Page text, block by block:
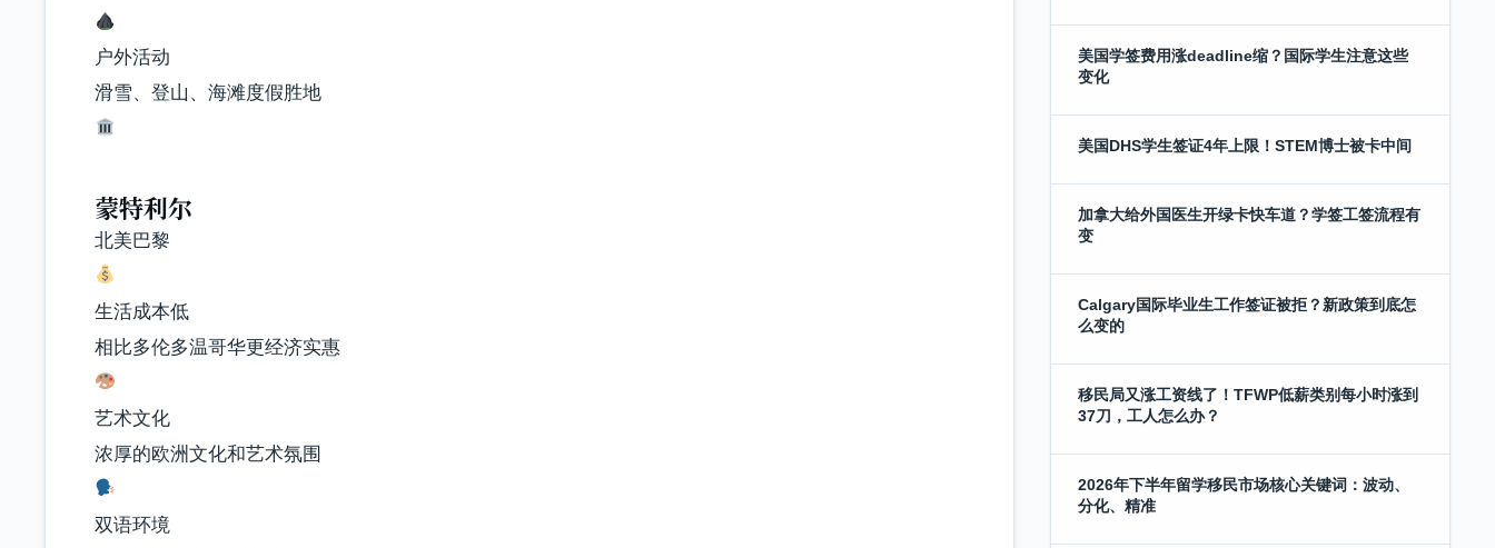
户外活动
滑雪、登山、海滩度假胜地
蒙特利尔
北美巴黎
生活成本低
相比多伦多温哥华更经济实惠
艺术文化
浓厚的欧洲文化和艺术氛围
双语环境
美国学签费用涨deadline缩？国际学生注意这些
变化
美国DHS学生签证4年上限！STEM博士被卡中间
加拿大给外国医生开绿卡快车道？学签工签流程有
变
Calgary国际毕业生工作签证被拒？新政策到底怎
么变的
移民局又涨工资线了！TFWP低薪类别每小时涨到
37刀，工人怎么办？
2026年下半年留学移民市场核心关键词：波动、
分化、精准